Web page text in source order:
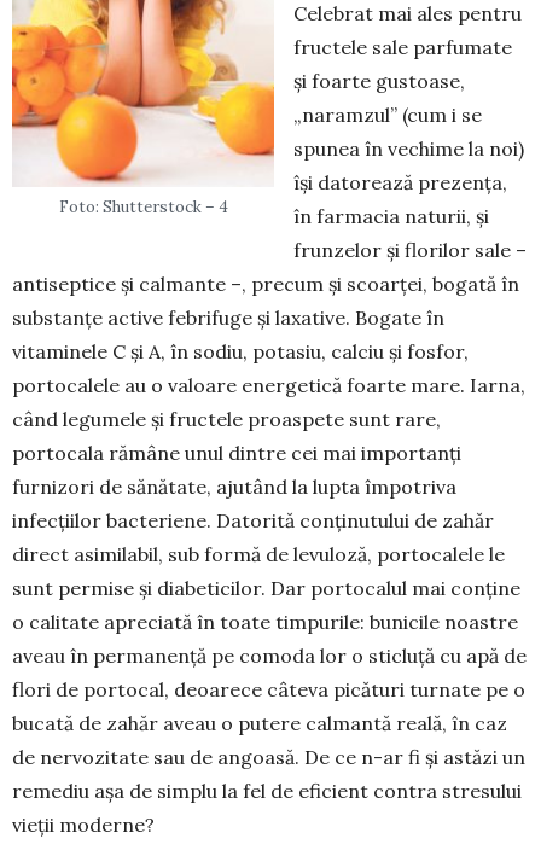
Foto: Shutterstock – 4
Celebrat mai ales pentru
fructele sale parfumate
și foarte gus­toase,
„naramzul” (cum i se
spunea în vechime la noi)
își datorează pre­zența,
în farmacia naturii, și
frunzelor și florilor sale –
antiseptice și cal­mante –, precum și scoarței, bogată în
subs­tan­țe active febrifuge și laxative. Bo­gate în
vitaminele C și A, în sodiu, po­tasiu, calciu și fosfor,
portocalele au o valoare ener­ge­ti­că foarte mare. Iar­na,
când legu­mele și fructele proas­pete sunt rare,
portocala ră­mâne unul din­tre cei mai im­por­tanți
furnizori de sănă­tate, ajutând la lupta împo­tri­va
infecțiilor bac­te­riene. Datorită conținutului de za­hăr
direct asimi­la­bil, sub formă de le­vuloză, por­tocalele le
sunt permise și diabeticilor. Dar por­tocalul mai con­ține
o calitate apre­ciată în toate tim­pu­rile: bunicile noas­tre
aveau în per­manență pe co­moda lor o sticluță cu apă de
flori de por­tocal, deoa­rece câ­teva picături turnate pe o
bucată de zahăr aveau o putere calmantă reală, în caz
de nervo­zitate sau de angoasă. De ce n-ar fi și astăzi un
reme­diu așa de simplu la fel de efi­cient contra stresului
vieții mo­derne?